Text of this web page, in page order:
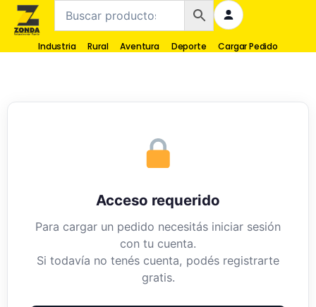
Industria Rural Aventura Deporte Cargar Pedido
Acceso requerido
Para cargar un pedido necesitás iniciar sesión
con tu cuenta.
Si todavía no tenés cuenta, podés registrarte
gratis.